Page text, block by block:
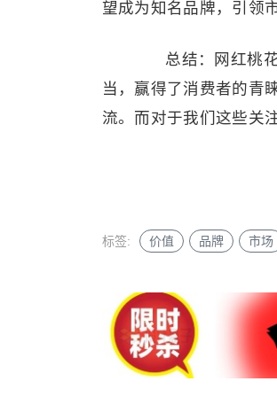
望成为知名品牌，引领
总结：网红桃花
当，赢得了消费者的青
流。而对于我们这些关
标签: 价值 品牌 市场